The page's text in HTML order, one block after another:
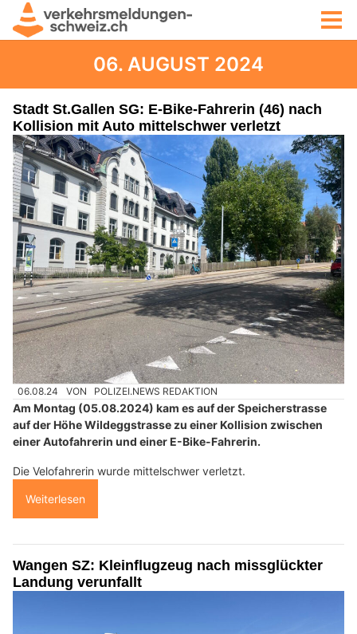
06. AUGUST 2024
Stadt St.Gallen SG: E-Bike-Fahrerin (46) nach
Kollision mit Auto mittelschwer verletzt
06.08.24 VON POLIZEI.NEWS REDAKTION
Am Montag (05.08.2024) kam es auf der Speicherstrasse
auf der Höhe Wildeggstrasse zu einer Kollision zwischen
einer Autofahrerin und einer E-Bike-Fahrerin.
Die Velofahrerin wurde mittelschwer verletzt.
Weiterlesen
Wangen SZ: Kleinflugzeug nach missglückter
Landung verunfallt